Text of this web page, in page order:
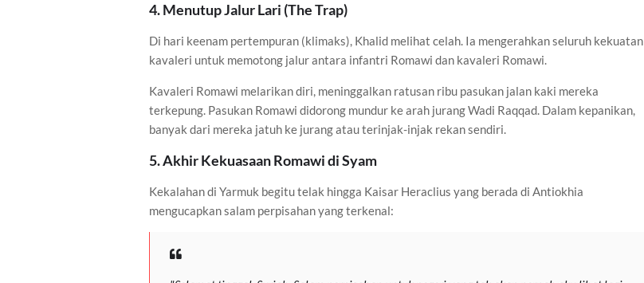
4. Menutup Jalur Lari (The Trap)
Di hari keenam pertempuran (klimaks), Khalid melihat celah. Ia mengerahkan seluruh kekuatan
kavaleri untuk memotong jalur antara infantri Romawi dan kavaleri Romawi.
Kavaleri Romawi melarikan diri, meninggalkan ratusan ribu pasukan jalan kaki mereka
terkepung. Pasukan Romawi didorong mundur ke arah jurang Wadi Raqqad. Dalam kepanikan,
banyak dari mereka jatuh ke jurang atau terinjak-injak rekan sendiri.
5. Akhir Kekuasaan Romawi di Syam
Kekalahan di Yarmuk begitu telak hingga Kaisar Heraclius yang berada di Antiokhia
mengucapkan salam perpisahan yang terkenal: